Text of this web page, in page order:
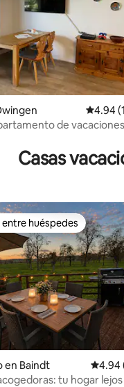
de 5, 130 reseñas
4.94
de vacaciones
Casas
de 5, 76 reseñas
huéspedes preferido
entre huéspedes
en Baindt
4.94
tu hogar